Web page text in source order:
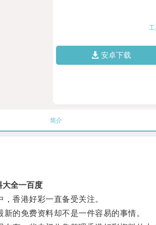
安卓下载
简介
大全一百度
香港好彩一直备受关注。
的免费资料却不是一件容易的事情。